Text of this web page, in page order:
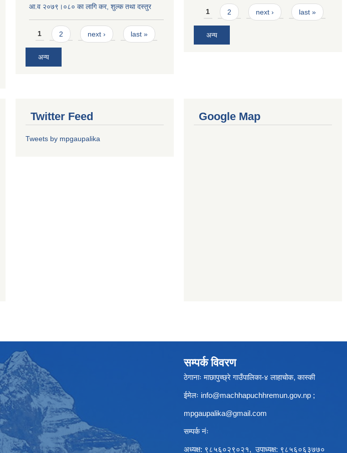
आ.व २०७९।०८० का लागि कर, शुल्क तथा दस्तुर
Pages
1 2 next › last »
अन्य
Pages
1 2 next › last »
अन्य
Twitter Feed
Tweets by mpgaupalika
Google Map
सम्पर्क विवरण
ठेगानाः माछापुच्छ्रे गाउँपालिका-४ लाहाचोक, कास्की
ईमेलः info@machhapuchhremun.gov.np ;
mpgaupalika@gmail.com
सम्पर्क नंः
अध्यक्ष: ९८५६०२९०२१, उपाध्यक्ष: ९८५६०६३७७०